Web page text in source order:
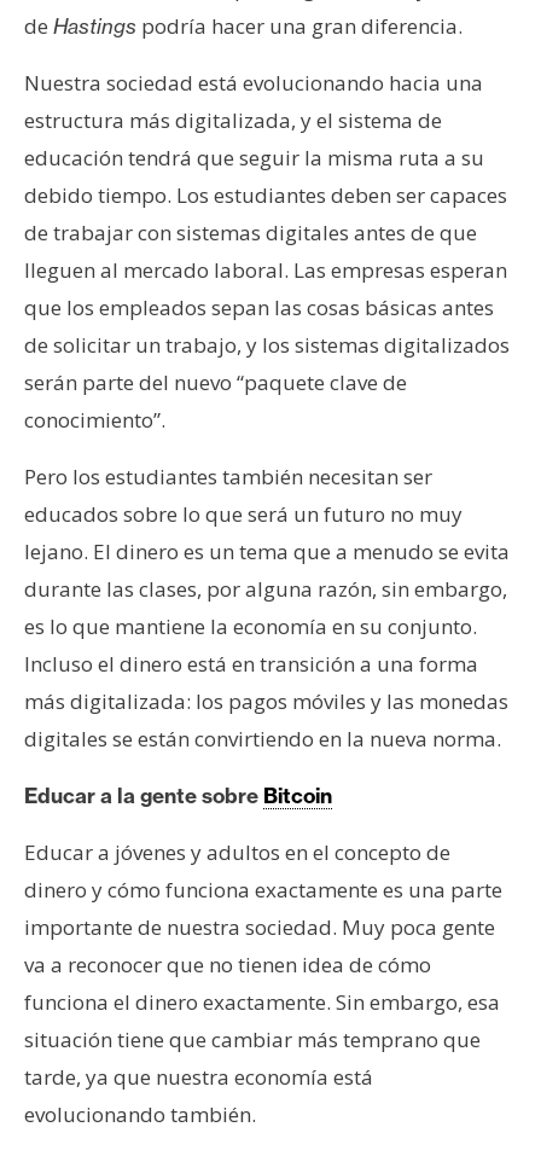
e
a
s
R
e
c
u
s
o
s
C
o
n
t
a
o
y
u
l
i
c
i
a
d
de Hastings podría hacer una gran diferencia.
Nuestra sociedad está evolucionando hacia una
estructura más digitalizada, y el sistema de
educación tendrá que seguir la misma ruta a su
debido tiempo. Los estudiantes deben ser capaces
de trabajar con sistemas digitales antes de que
lleguen al mercado laboral. Las empresas esperan
que los empleados sepan las cosas básicas antes
de solicitar un trabajo, y los sistemas digitalizados
serán parte del nuevo “paquete clave de
conocimiento”.
Pero los estudiantes también necesitan ser
educados sobre lo que será un futuro no muy
lejano. El dinero es un tema que a menudo se evita
durante las clases, por alguna razón, sin embargo,
es lo que mantiene la economía en su conjunto.
Incluso el dinero está en transición a una forma
más digitalizada: los pagos móviles y las monedas
digitales se están convirtiendo en la nueva norma.
Educar a la gente sobre Bitcoin
Educar a jóvenes y adultos en el concepto de
dinero y cómo funciona exactamente es una parte
importante de nuestra sociedad. Muy poca gente
va a reconocer que no tienen idea de cómo
funciona el dinero exactamente. Sin embargo, esa
situación tiene que cambiar más temprano que
tarde, ya que nuestra economía está
evolucionando también.